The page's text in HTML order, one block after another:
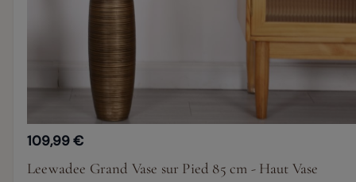
109,99 €
Leewadee Grand Vase sur Pied 85 cm - Haut Vase